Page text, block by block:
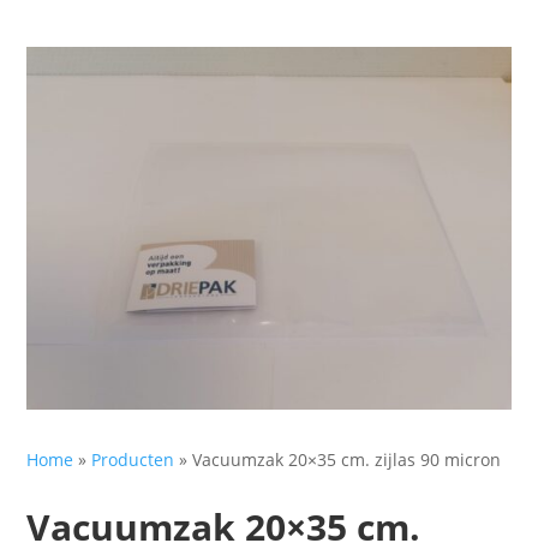
Home » Producten »Vacuumzak 20×35 cm. zijlas 90 micron
Vacuumzak 20×35 cm.